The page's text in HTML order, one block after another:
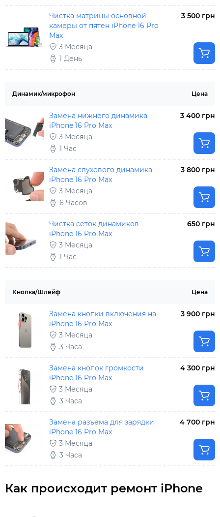
Чистка матрицы основной
камеры от пятен iPhone 16 Pro
Max
3 Месяца
3 500 грн
1 День
Динамик/микрофон Цена
Замена нижнего динамика
iPhone 16 Pro Max
3 Месяца
3 400 грн
1 Час
Замена слухового динамика
iPhone 16 Pro Max
3 Месяца
3 800 грн
6 Часов
Чистка сеток динамиков
iPhone 16 Pro Max
3 Месяца
650 грн
1 Час
Кнопка/Шлейф Цена
Замена кнопки включения на
iPhone 16 Pro Max
3 Месяца
3 900 грн
3 Часа
Замена кнопок громкости
iPhone 16 Pro Max
3 Месяца
4 300 грн
3 Часа
Замена разъема для зарядки
iPhone 16 Pro Max
3 Месяца
4 700 грн
3 Часа
Как происходит ремонт iPhone